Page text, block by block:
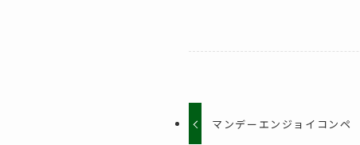
マンデーエンジョイコンペ